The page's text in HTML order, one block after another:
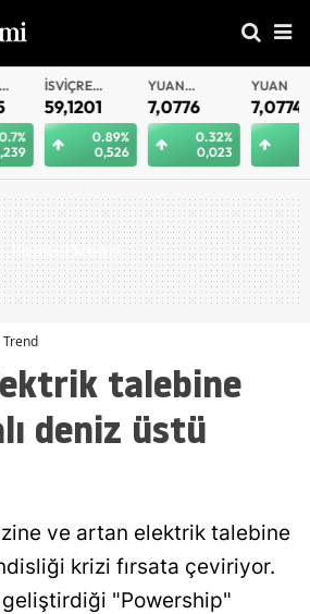
0.7%
İSVIÇRE
FRANKI
59,1201
0.89%
0,526
YUAN
OFFSHORE
7,0776
0.32%
0,023
YUAN
7,0774
Trend
talebine
deniz üstü
ve artan elektrik talebine
krizi fırsata çeviriyor.
geliştirdiği "Powership"